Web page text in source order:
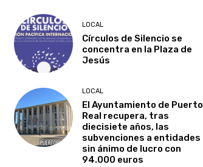
LOCAL
Círculos de Silencio se
concentra en la Plaza de
Jesús
LOCAL
El Ayuntamiento de Puerto
Real recupera, tras
diecisiete años, las
subvenciones a entidades
sin ánimo de lucro con
94.000 euros